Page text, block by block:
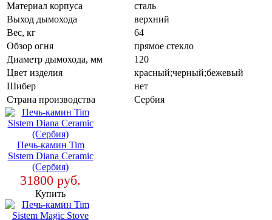
Материал корпуса
сталь
Выход дымохода
верхний
Вес, кг
64
Обзор огня
прямое стекло
Диаметр дымохода, мм
120
Цвет изделия
красный;черный;бежевый
Шибер
нет
Страна производства
Сербия
Печь-камин Tim
Sistem Diana Ceramic
(Сербия)
31800 руб.
Купить